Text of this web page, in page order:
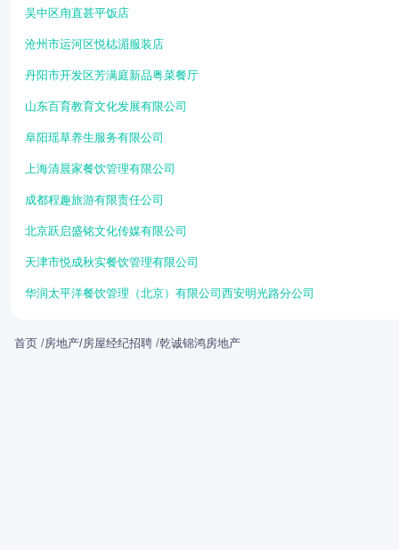
吴中区甪直甚平饭店
沧州市运河区悦梽湄服装店
丹阳市开发区芳满庭新品粤菜餐厅
山东百育教育文化发展有限公司
阜阳瑶草养生服务有限公司
上海清晨家餐饮管理有限公司
成都程趣旅游有限责任公司
北京跃启盛铭文化传媒有限公司
天津市悦成秋实餐饮管理有限公司
华润太平洋餐饮管理（北京）有限公司西安明光路分公司
首页 /房地产/房屋经纪招聘 /乾诚锦鸿房地产